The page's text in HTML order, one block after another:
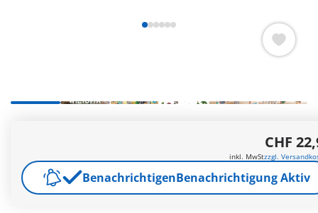
Originelles Zebra-Kostüm ermöglicht unauffällige
Tierbeobachtung und kreative Rollenspiele
Kamera und Zubehör laden zu fantasievollen Fotosafaris
CHF
inkl. MwStzzgl.
BenachrichtigenBenachrichtigung Aktiv